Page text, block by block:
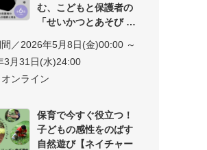
む、こどもと保護者の
「せいかつとあそび
／2026年5月8日(金)00:00 ～
3月31日(水)24:00
ンライン
保育で今すぐ役立つ！
子どもの感性をのばす
自然遊び【ネイチャー